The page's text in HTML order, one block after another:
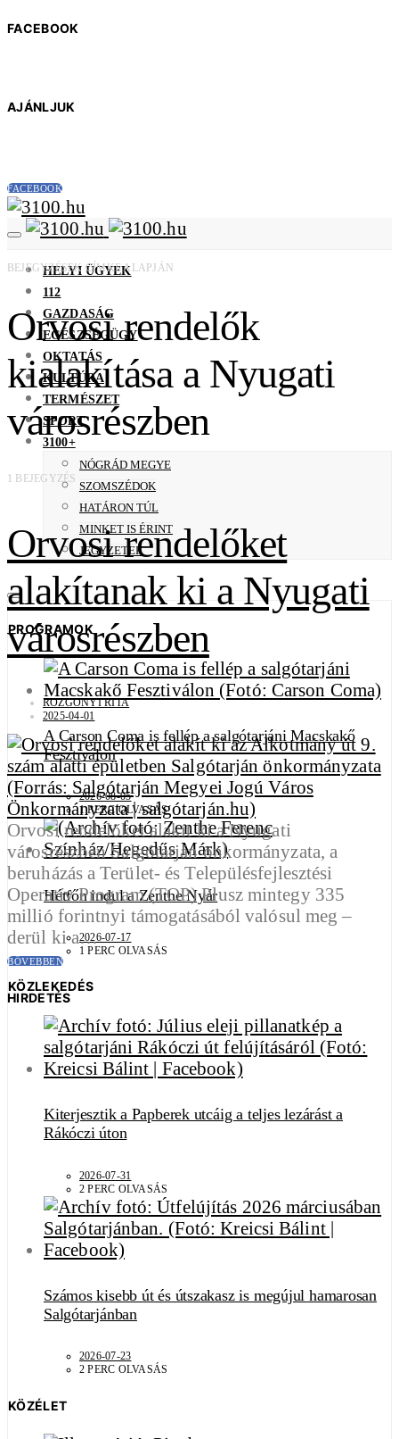
FACEBOOK
AJÁNLJUK
FACEBOOK
HELYI ÜGYEK
112
GAZDASÁG
EGÉSZSÉGÜGY
OKTATÁS
KULTÚRA
TERMÉSZET
SPORT
3100+
NÓGRÁD MEGYE
SZOMSZÉDOK
HATÁRON TÚL
MINKET IS ÉRINT
JEGYZETEK
PROGRAMOK
A Carson Coma is fellép a salgótarjáni Macskakő
Fesztiválon
2026-08-05
1 PERC OLVASÁS
Hétfőn indul a Zenthe Nyár
2026-07-17
1 PERC OLVASÁS
KÖZLEKEDÉS
Kiterjesztik a Papberek utcáig a teljes lezárást a
Rákóczi úton
2026-07-31
2 PERC OLVASÁS
Számos kisebb út és útszakasz is megújul hamarosan
Salgótarjánban
2026-07-23
2 PERC OLVASÁS
KÖZÉLET
BEJEGYZÉSEK CÍMKE ALAPJÁN
Orvosi rendelők
kialakítása a Nyugati
városrészben
1 BEJEGYZÉS
Orvosi rendelőket
alakítanak ki a Nyugati
városrészben
ROZGONYI RITA
2025-04-01
Orvosi rendelőket alakít ki a Nyugati
városrészben Salgótarján önkormányzata, a
beruházás a Terület- és Településfejlesztési
Operatív Program (TOP) Plusz mintegy 335
millió forintnyi támogatásából valósul meg –
derül ki a…
BŐVEBBEN
HIRDETÉS